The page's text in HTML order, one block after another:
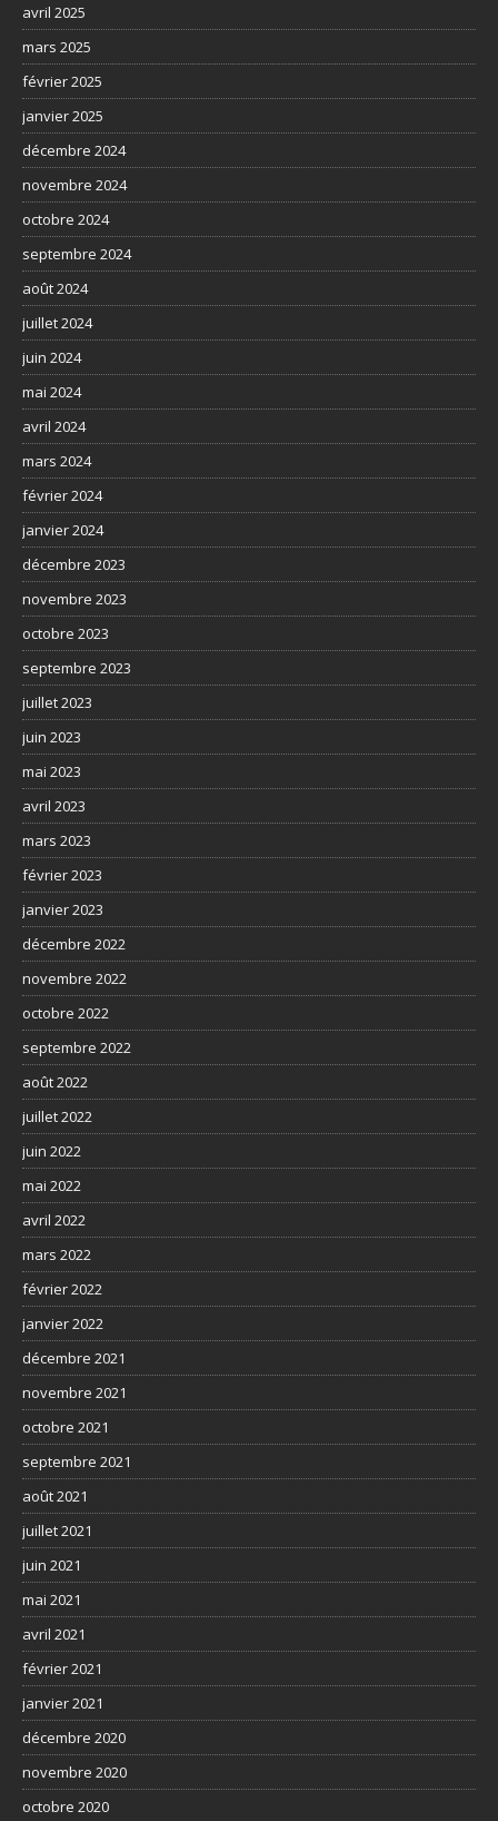
avril 2025
mars 2025
février 2025
janvier 2025
décembre 2024
novembre 2024
octobre 2024
septembre 2024
août 2024
juillet 2024
juin 2024
mai 2024
avril 2024
mars 2024
février 2024
janvier 2024
décembre 2023
novembre 2023
octobre 2023
septembre 2023
juillet 2023
juin 2023
mai 2023
avril 2023
mars 2023
février 2023
janvier 2023
décembre 2022
novembre 2022
octobre 2022
septembre 2022
août 2022
juillet 2022
juin 2022
mai 2022
avril 2022
mars 2022
février 2022
janvier 2022
décembre 2021
novembre 2021
octobre 2021
septembre 2021
août 2021
juillet 2021
juin 2021
mai 2021
avril 2021
février 2021
janvier 2021
décembre 2020
novembre 2020
octobre 2020